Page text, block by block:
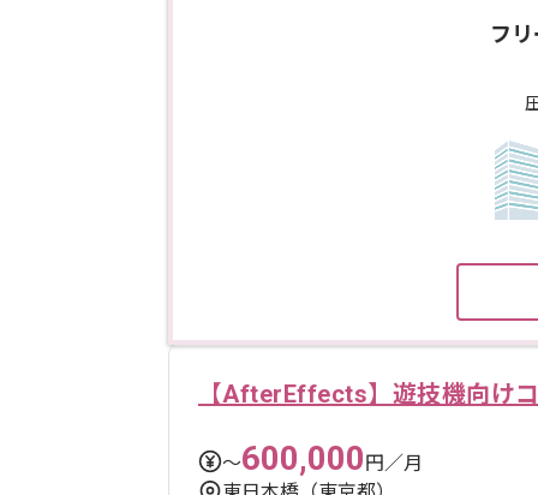
フ
【AfterEffects】遊技機向け
〜600,000円／月